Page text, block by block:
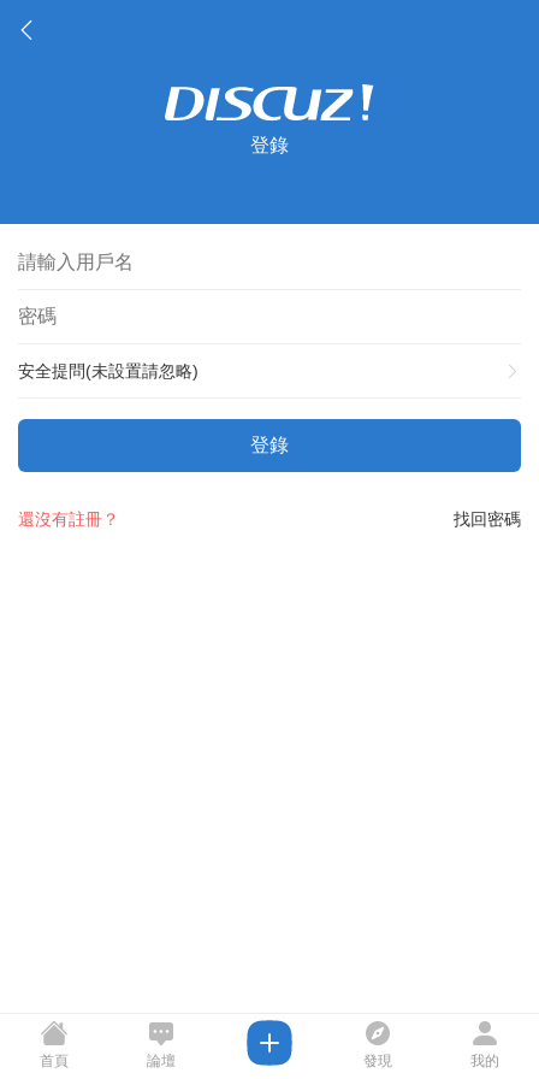
登錄
安全提問(未設置請忽略)
登錄
找回密碼
還沒有註冊？
首頁 論壇 發現 我的